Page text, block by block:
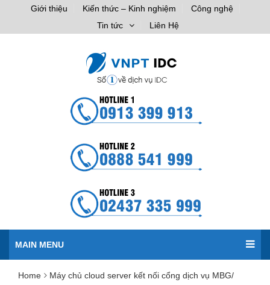
Giới thiệu Kiến thức – Kinh nghiệm
Công nghệ
Tin tức
Liên Hệ
MAIN MENU
Home
Máy chủ cloud server kết nối cổng dịch vụ MBG/